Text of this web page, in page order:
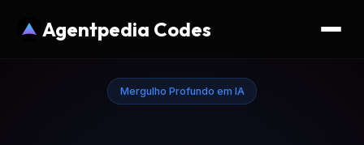
Agentpedia Codes
Mergulho Profundo em IA